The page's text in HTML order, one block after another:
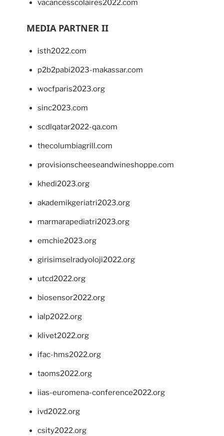
vacancesscolaires2022.com
MEDIA PARTNER II
isth2022.com
p2b2pabi2023-makassar.com
wocfparis2023.org
sinc2023.com
scdlqatar2022-qa.com
thecolumbiagrill.com
provisionscheeseandwineshoppe.com
khedi2023.org
akademikgeriatri2023.org
marmarapediatri2023.org
emchie2023.org
girisimselradyoloji2022.org
utcd2022.org
biosensor2022.org
ialp2022.org
klivet2022.org
ifac-hms2022.org
taoms2022.org
iias-euromena-conference2022.org
ivd2022.org
csity2022.org